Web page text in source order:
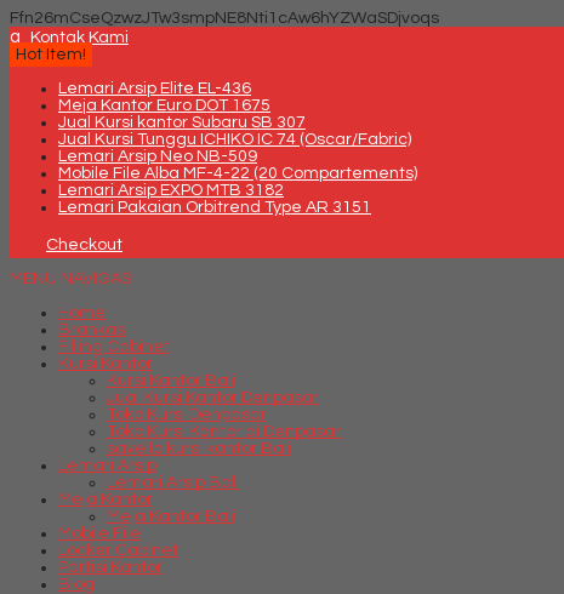
Ffn26mCseQzwzJTw3smpNE8Nti1cAw6hYZWaSDjvoqs
q
Kontak Kami
Hot Item!
Lemari Arsip Elite EL-436
Meja Kantor Euro DOT 1675
Jual Kursi kantor Subaru SB 307
Jual Kursi Tunggu ICHIKO IC 74 (Oscar/Fabric)
Lemari Arsip Neo NB-509
Mobile File Alba MF-4-22 (20 Compartements)
Lemari Arsip EXPO MTB 3182
Lemari Pakaian Orbitrend Type AR 3151
Checkout
MENU NAVIGASI
Home
Brankas
Filling Cabinet
Kursi Kantor
Kursi Kantor Bali
Jual Kursi Kantor Denpasar
Toko Kursi Denpasar
Toko Kursi Kantor di Denpasar
savello kursi kantor Bali
Lemari Arsip
Lemari Arsip Bali
Meja Kantor
Meja Kantor Bali
Mobile File
Locker Cabinet
Partisi Kantor
Blog